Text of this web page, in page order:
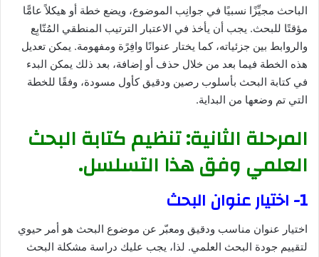
الباحث مجيِّزًا نسبيًا في جوانِب الموضوع، ويضع خطة أو هيكلاً عامًّا
مؤقتًا للبحث. يجب أن يأخذ في الاعتبار الترتيب المنطقي المُتّابِع
والروابط بين جزئياته، كما يختار عنوانًا وافِرًة ومفهومة. يمكن تعديل
هذه الخطة فيما بعد من خلال حذف أو إضافة، بعد ذلك يمكن البدء
في كتابة البحث بأسلوب رصين ودقيق كأول مسودة، وفقًا للخطة
التي تم وضعها من البداية.
المرحلة الثانية: تنظيم كتابة البحث
العلمي وفق هذا التسلسل.
1- اختيار عنوان البحث
اختيار عنوان مناسب ودقيق ومعبّر عن موضوع البحث هو أمر حيوي
لتقييم جودة البحث العلمي. لذا، يجب عليك دراسة مشكلة البحث